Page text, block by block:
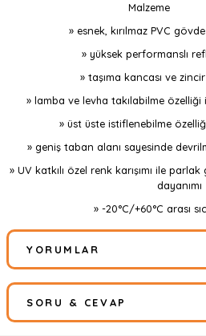
Malzeme
» esnek, kırılmaz PVC
» yüksek performanslı
» taşıma kancası ve
» lamba ve levha takılabilme özelliği
» üst üste istiflenebilme
» geniş taban alanı sayesinde
» UV katkılı özel renk karışımı ile
dayanımı
» -20°C/+60°C arası
YORUMLAR
Bu ürüne ilk yorumu
SORU & CEVAP